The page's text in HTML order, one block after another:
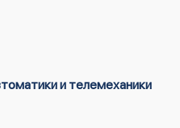
и телемеханики